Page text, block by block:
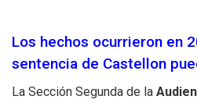
Los hechos ocurrieron en
sentencia de Castellon
La Sección Segunda de la